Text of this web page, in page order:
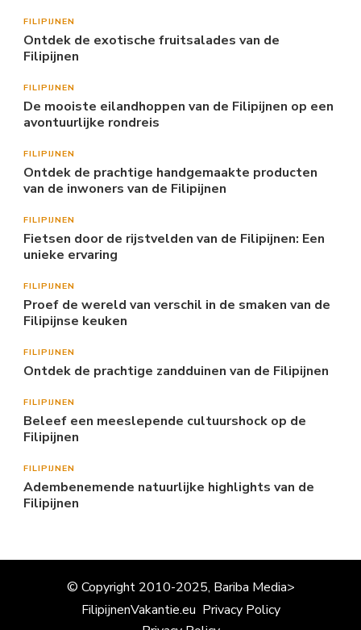
FILIPIJNEN
Ontdek de exotische fruitsalades van de
Filipijnen
FILIPIJNEN
De mooiste eilandhoppen van de Filipijnen op een
avontuurlijke rondreis
FILIPIJNEN
Ontdek de prachtige handgemaakte producten
van de inwoners van de Filipijnen
FILIPIJNEN
Fietsen door de rijstvelden van de Filipijnen: Een
unieke ervaring
FILIPIJNEN
Proef de wereld van verschil in de smaken van de
Filipijnse keuken
FILIPIJNEN
Ontdek de prachtige zandduinen van de Filipijnen
FILIPIJNEN
Beleef een meeslepende cultuurshock op de
Filipijnen
FILIPIJNEN
Adembenemende natuurlijke highlights van de
Filipijnen
© Copyright 2010-2025, Bariba Media>
FilipijnenVakantie.eu Privacy Policy